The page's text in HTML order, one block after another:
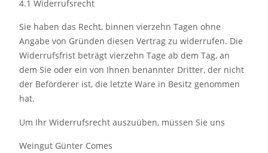
4.1 Widerrufsrecht
Sie haben das Recht, binnen vierzehn Tagen ohne
Angabe von Gründen diesen Vertrag zu widerrufen. Die
Widerrufsfrist beträgt vierzehn Tage ab dem Tag, an
dem Sie oder ein von Ihnen benannter Dritter, der nicht
der Beförderer ist, die letzte Ware in Besitz genommen
hat.
Um Ihr Widerrufsrecht auszuüben, müssen Sie uns
Weingut Günter Comes